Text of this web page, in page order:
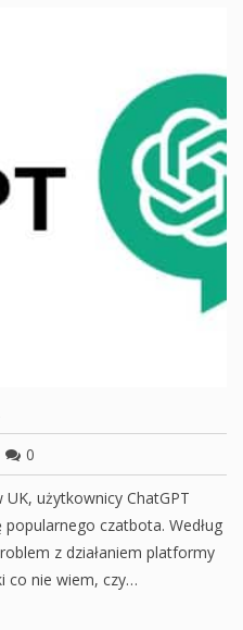
0
użytkownicy ChatGPT
czatbota. Według
z działaniem platformy
co nie wiem, czy…